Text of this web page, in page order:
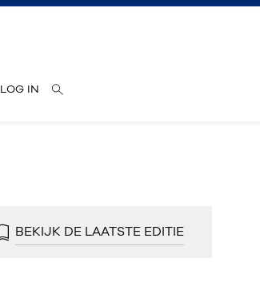
LOG IN
BEKIJK DE LAATSTE EDITIE